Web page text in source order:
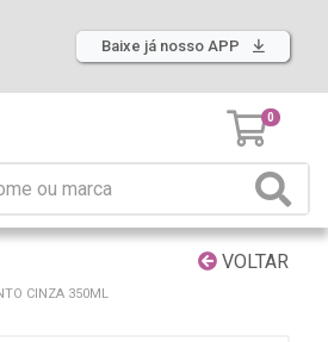
Baixe já nosso APP
0
VOLTAR
CINZA 350ML